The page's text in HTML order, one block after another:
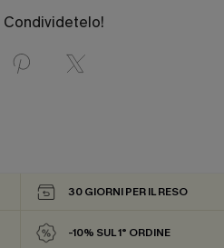
Condividetelo!
30 GIORNI PER IL RESO
-10% SUL 1° ORDINE